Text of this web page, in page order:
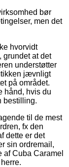
bør
men det
hvorvidt
grundet at det
understøtter
jævnligt
på området.
hånd, hvis du
bestilling.
til de mest
fx den
dette er det
sin ordremail,
af Cuba Caramel